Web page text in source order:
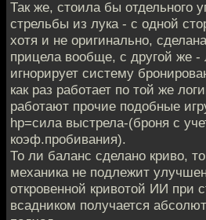
Так же, стоила бы отдельного
стрельбы из лука - с одной
хотя и не оригинально,
прицела вообще, с другой же -
игнорирует систему
как раз работает по той же
работают прочие подобные
hp=сила выстрела-(броня с
коэф.пробивания).
То ли баланс сделано криво,
механика не подлежит
откровенной кривотой ИИ при
всадником получается